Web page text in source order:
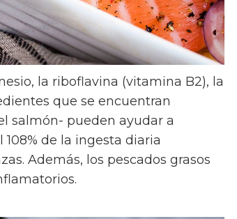
la riboflavina (vitamina B2), la
que se encuentran
salmón- pueden ayudar a
de la ingesta diaria
Además, los pescados grasos